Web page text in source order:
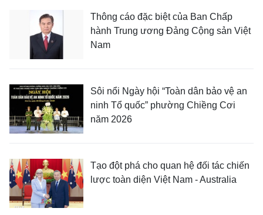
Thông cáo đặc biệt của Ban Chấp
hành Trung ương Đảng Cộng sản Việt
Nam
Sôi nổi Ngày hội “Toàn dân bảo vệ an
ninh Tổ quốc” phường Chiềng Cơi
năm 2026
Tạo đột phá cho quan hệ đối tác chiến
lược toàn diện Việt Nam - Australia